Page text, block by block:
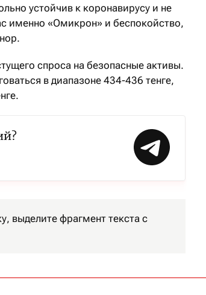
устойчив к коронавирусу и не
именно «Омикрон» и беспокойство,
спроса на безопасные активы.
в диапазоне 434-436 тенге,
выделите фрагмент текста с